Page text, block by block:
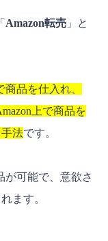
チツールは？
Amazon転売 」と
品を仕入れ、
上で商品を
法です。
が可能で、意欲さ
ます。